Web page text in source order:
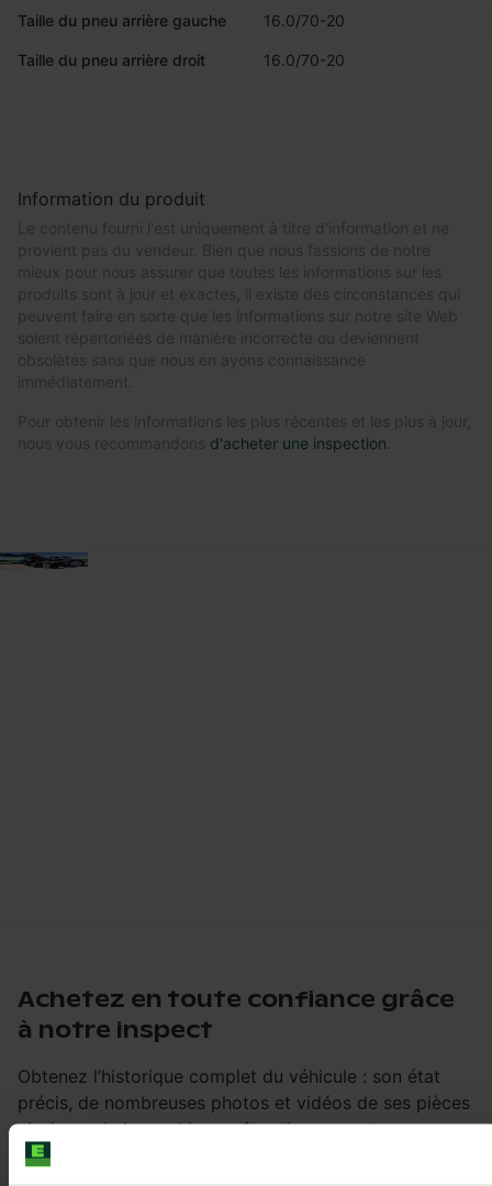
Taille du pneu arrière gauche 16.0/70-20
Taille du pneu arrière droit 16.0/70-20
Information du produit
Le contenu fourni l'est uniquement à titre d'information et ne
provient pas du vendeur. Bien que nous fassions de notre
mieux pour nous assurer que toutes les informations sur les
produits sont à jour et exactes, il existe des circonstances qui
peuvent faire en sorte que les informations sur notre site Web
soient répertoriées de manière incorrecte ou deviennent
obsolètes sans que nous en ayons connaissance
immédiatement.
Pour obtenir les informations les plus récentes et les plus à jour,
nous vous recommandons d'acheter une inspection
Achetez en toute confiance grâce
à notre inspect
Obtenez l’historique complet du véhicule : son état
précis, de nombreuses photos et vidéos de ses pièces
ainsi que de la machine en fonctionnement.
Réservez l’inspection E-FARM pour qu’un expert